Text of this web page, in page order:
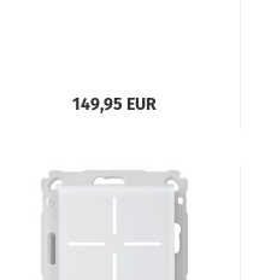
149,95 EUR